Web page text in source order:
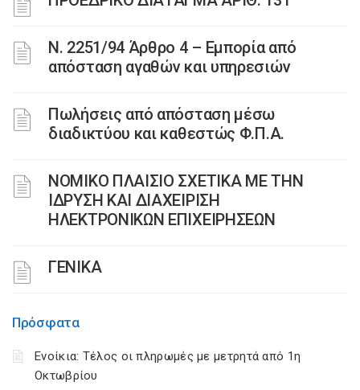
Ν. 2251/94 Άρθρο 4 – Εμπορία από
απόσταση αγαθών και υπηρεσιών
Πωλήσεις από απόσταση μέσω
διαδικτύου και καθεστώς Φ.Π.Α.
ΝΟΜΙΚΟ ΠΛΑΙΣΙΟ ΣΧΕΤΙΚΑ ΜΕ ΤΗΝ
ΙΔΡΥΣΗ ΚΑΙ ΔΙΑΧΕΙΡΙΣΗ
ΗΛΕΚΤΡΟΝΙΚΩΝ ΕΠΙΧΕΙΡΗΣΕΩΝ
ΓΕΝΙΚΑ
Πρόσφατα
Ενοίκια: Τέλος οι πληρωμές με μετρητά από 1η
Οκτωβρίου